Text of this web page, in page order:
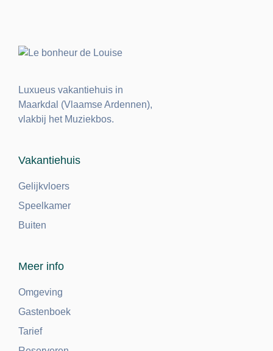
Luxueus vakantiehuis in
Maarkdal (Vlaamse Ardennen),
vlakbij het Muziekbos.
Vakantiehuis
Gelijkvloers
Speelkamer
Buiten
Meer info
Omgeving
Gastenboek
Tarief